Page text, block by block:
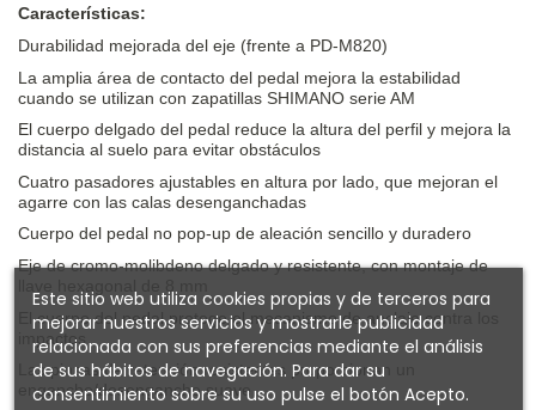
Características:
Durabilidad mejorada del eje (frente a PD-M820)
La amplia área de contacto del pedal mejora la estabilidad
cuando se utilizan con zapatillas SHIMANO serie AM
El cuerpo delgado del pedal reduce la altura del perfil y mejora la
distancia al suelo para evitar obstáculos
Cuatro pasadores ajustables en altura por lado, que mejoran el
agarre con las calas desenganchadas
Cuerpo del pedal no pop-up de aleación sencillo y duradero
Eje de cromo-molibdeno delgado y resistente, con montaje de
El cuerpo del pedal protege el mecanismo de anclaje contra los
impactos
Las pinzas de retención resistentes proporcionan un
enganche/desenganche suave
Este sitio web utiliza cookies propias y de terceros para
mejorar nuestros servicios y mostrarle publicidad
relacionada con sus preferencias mediante el análisis
de sus hábitos de navegación. Para dar su
consentimiento sobre su uso pulse el botón Acepto.